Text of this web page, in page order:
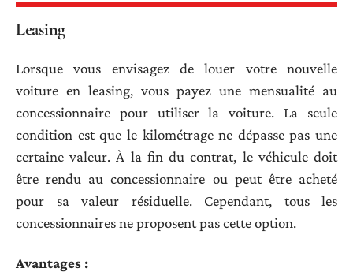
Leasing
Lorsque vous envisagez de louer votre nouvelle
voiture en leasing, vous payez une mensualité au
concessionnaire pour utiliser la voiture. La seule
condition est que le kilométrage ne dépasse pas une
certaine valeur. À la fin du contrat, le véhicule doit
être rendu au concessionnaire ou peut être acheté
pour sa valeur résiduelle. Cependant, tous les
concessionnaires ne proposent pas cette option.
Avantages :